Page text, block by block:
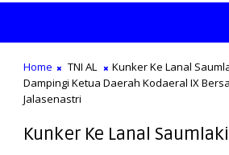
Home TNI AL
Kunker Ke Lanal
Dampingi Ketua Daerah Kodaeral IX
Jalasenastri
Kunker Ke Lanal